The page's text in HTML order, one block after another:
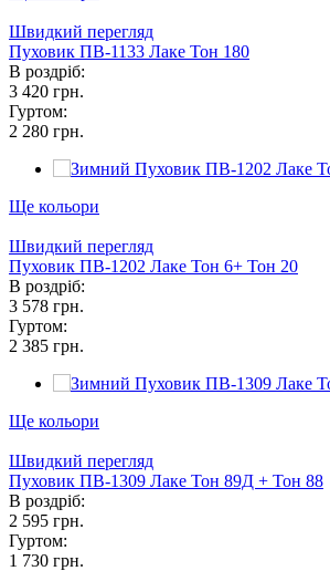
Швидкий перегляд
Пуховик ПВ-1133 Лаке Тон 180
В роздріб:
3 420 грн.
Гуртом:
2 280 грн.
Ще кольори
Швидкий перегляд
Пуховик ПВ-1202 Лаке Тон 6+ Тон 20
В роздріб:
3 578 грн.
Гуртом:
2 385 грн.
Ще кольори
Швидкий перегляд
Пуховик ПВ-1309 Лаке Тон 89Д + Тон 88
В роздріб:
2 595 грн.
Гуртом:
1 730 грн.